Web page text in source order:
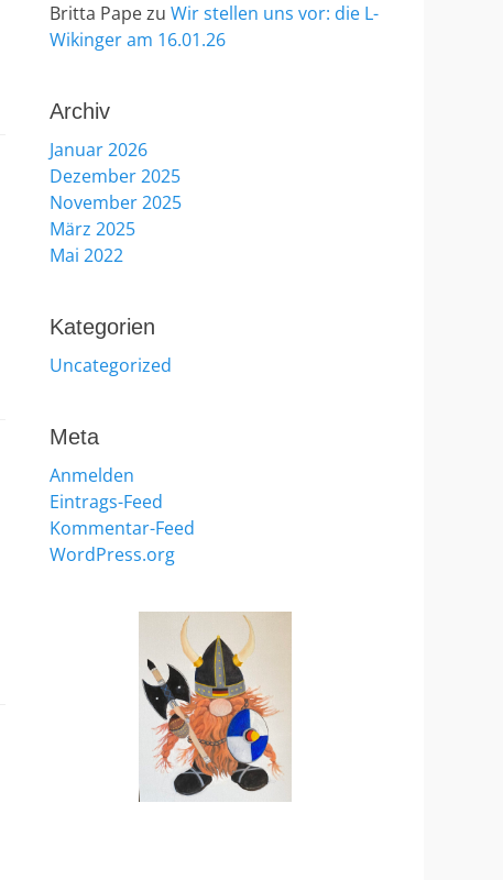
Britta Papezu Wir stellen uns vor: die L-
Wikinger am 16.01.26
Archiv
Januar 2026
Dezember 2025
November 2025
März 2025
Mai 2022
Kategorien
Uncategorized
Meta
Anmelden
Eintrags-Feed
Kommentar-Feed
WordPress.org